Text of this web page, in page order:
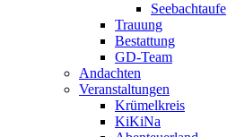
Seebachtaufe
Trauung
Bestattung
GD-Team
Andachten
Veranstaltungen
Krümelkreis
KiKiNa